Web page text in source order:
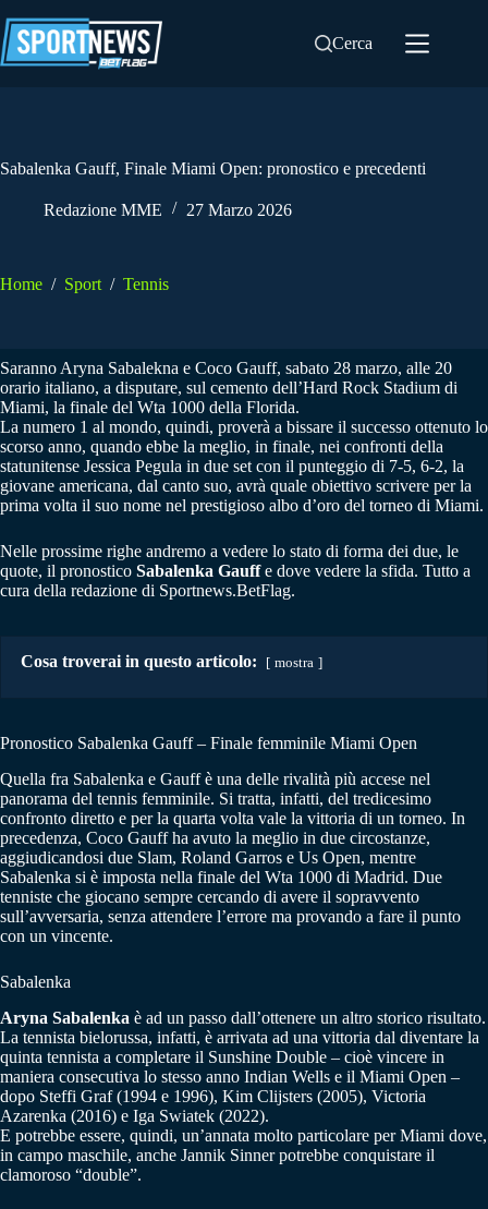
al
contenuto
Cerca
Sabalenka Gauff, Finale Miami Open: pronostico e precedenti
Redazione MME 27 Marzo 2026
Home / Sport / Tennis
Saranno Aryna Sabalekna e Coco Gauff, sabato 28 marzo, alle 20
orario italiano, a disputare, sul cemento dell’Hard Rock Stadium di
Miami, la finale del Wta 1000 della Florida.
La numero 1 al mondo, quindi, proverà a bissare il successo ottenuto lo
scorso anno, quando ebbe la meglio, in finale, nei confronti della
statunitense Jessica Pegula in due set con il punteggio di 7-5, 6-2, la
giovane americana, dal canto suo, avrà quale obiettivo scrivere per la
prima volta il suo nome nel prestigioso albo d’oro del torneo di Miami.
Nelle prossime righe andremo a vedere lo stato di forma dei due, le
quote, il pronostico Sabalenka Gauffe dove vedere la sfida. Tutto a
cura della redazione di Sportnews.BetFlag.
Cosa troverai in questo articolo: mostra
Pronostico Sabalenka Gauff – Finale femminile Miami Open
Quella fra Sabalenka e Gauff è una delle rivalità più accese nel
panorama del tennis femminile. Si tratta, infatti, del tredicesimo
confronto diretto e per la quarta volta vale la vittoria di un torneo. In
precedenza, Coco Gauff ha avuto la meglio in due circostanze,
aggiudicandosi due Slam, Roland Garros e Us Open, mentre
Sabalenka si è imposta nella finale del Wta 1000 di Madrid. Due
tenniste che giocano sempre cercando di avere il sopravvento
sull’avversaria, senza attendere l’errore ma provando a fare il punto
con un vincente.
Sabalenka
Aryna Sabalenka è ad un passo dall’ottenere un altro storico risultato.
La tennista bielorussa, infatti, è arrivata ad una vittoria dal diventare la
quinta tennista a completare il Sunshine Double – cioè vincere in
maniera consecutiva lo stesso anno Indian Wells e il Miami Open –
dopo Steffi Graf (1994 e 1996), Kim Clijsters (2005), Victoria
Azarenka (2016) e Iga Swiatek (2022).
E potrebbe essere, quindi, un’annata molto particolare per Miami dove,
in campo maschile, anche Jannik Sinner potrebbe conquistare il
clamoroso “double”.